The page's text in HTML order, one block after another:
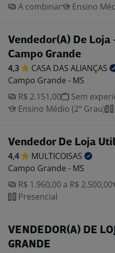
A combinar
Ensino
Vendedor(A) De Loja
Campo Grande
4,3 CASA DAS ALIANÇAS
Campo Grande - MS
R$ 2.151,00
Sem
Ensino Médio (2º Grau)
Vendedor De Loja
4,4
MULTICOISAS
Campo Grande - MS
R$ 1.960,00 a R$ 2.500,00
Presencial
VENDEDOR(A) DE
GRANDE